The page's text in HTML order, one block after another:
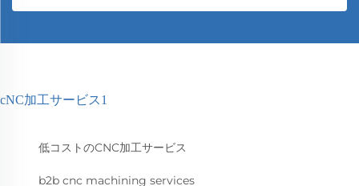
cNC加工サービス1
低コストのCNC加工サービス
b2b cnc machining services